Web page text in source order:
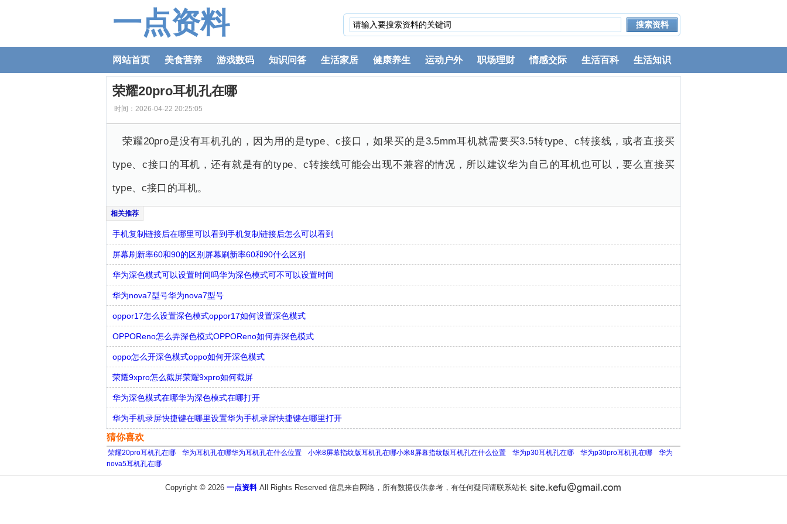
一点资料
网站首页 美食营养 游戏数码 知识问答 生活家居 健康养生 运动户外 职场理财 情感交际 生活百科 生活知识
荣耀20pro耳机孔在哪
时间：2026-04-22 20:25:05
荣耀20pro是没有耳机孔的，因为用的是type、c接口，如果买的是3.5mm耳机就需要买3.5转type、c转接线，或者直接买
type、c接口的耳机，还有就是有的type、c转接线可能会出现不兼容的情况，所以建议华为自己的耳机也可以，要么直接买
type、c接口的耳机。
手机复制链接后在哪里可以看到手机复制链接后怎么可以看到
屏幕刷新率60和90的区别屏幕刷新率60和90什么区别
华为深色模式可以设置时间吗华为深色模式可不可以设置时间
华为nova7型号华为nova7型号
oppor17怎么设置深色模式oppor17如何设置深色模式
OPPOReno怎么弄深色模式OPPOReno如何弄深色模式
oppo怎么开深色模式oppo如何开深色模式
荣耀9xpro怎么截屏荣耀9xpro如何截屏
华为深色模式在哪华为深色模式在哪打开
华为手机录屏快捷键在哪里设置华为手机录屏快捷键在哪里打开
猜你喜欢
荣耀20pro耳机孔在哪 华为耳机孔在哪华为耳机孔在什么位置 小米8屏幕指纹版耳机孔在哪小米8屏幕指纹版耳机孔在什么位置 华为p30耳机孔在哪 华为p30pro耳机孔在哪
华为
nova5耳机孔在哪
Copyright © 2026 一点资料All Rights Reserved 信息来自网络，所有数据仅供参考，有任何疑问请联系站长